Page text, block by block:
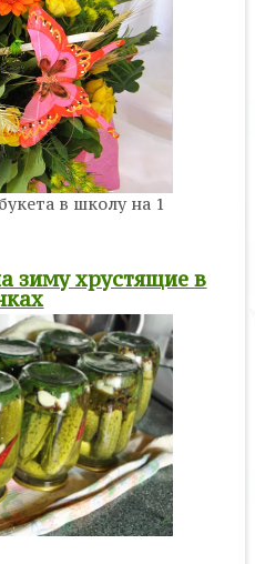
в школу на 1
зиму хрустящие в